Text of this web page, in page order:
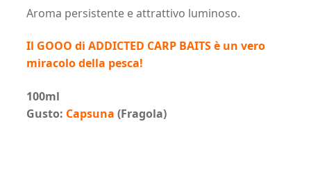
Aroma persistente e attrattivo luminoso.
Il GOOO di ADDICTED CARP BAITS è un vero
miracolo della pesca!
100ml
Gusto: Capsuna (Fragola)